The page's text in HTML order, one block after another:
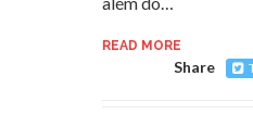
READ MORE
Share